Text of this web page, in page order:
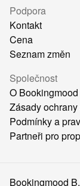
Podpora
Kontakt
Cena
Seznam změn
Společnost
O Bookingmood
Zásady
Podmínky a
Partneři pro
Bookingmood